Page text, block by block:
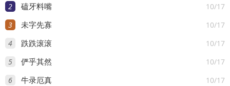
2 10/17
磕牙料嘴
3 10/17
未字先寡
4 10/17
跌跌滚滚
5 10/17
俨乎其然
6 10/17
牛录厄真